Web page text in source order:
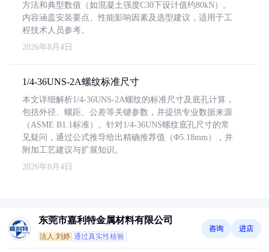
方法和典型数值（如混凝土强度C30下设计值约80kN）。
内容涵盖安装要点、性能影响因素及选型建议，适用于工
程技术人员参考。
2026年8月4日
1/4-36UNS-2A螺纹标准尺寸
本文详细解析1/4-36UNS-2A螺纹的标准尺寸及底孔计算，
包括外径、螺距、公差等关键参数，并提供专业数据来源
（ASME B1.1标准）。针对1/4-36UNS螺纹底孔尺寸的常
见疑问，通过公式推导给出精确推荐值（Φ5.18mm），并
附加工艺建议与扩展知识。
2026年8月4日
东莞市嘉利特金属材料有限公司
法人:刘婷 通过真实性核验
咨询 进店